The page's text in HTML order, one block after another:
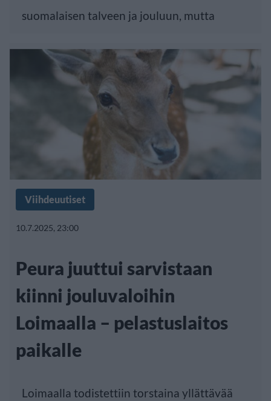
suomalaisen talveen ja jouluun, mutta
Viihdeuutiset
10.7.2025, 23:00
Peura juuttui sarvistaan
kiinni jouluvaloihin
Loimaalla – pelastuslaitos
paikalle
Loimaalla todistettiin torstaina yllättävää